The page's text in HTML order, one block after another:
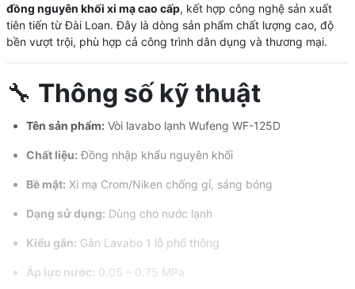
đồng nguyên khối xi mạ cao cấp, kết hợp công nghệ sản xuất
tiên tiến từ Đài Loan. Đây là dòng sản phẩm chất lượng cao, độ
bền vượt trội, phù hợp cả công trình dân dụng và thương mại.
🔧 Thông số kỹ thuật
Tên sản phẩm:Vòi lavabo lạnh Wufeng WF-125D
Chất liệu: Đồng nhập khẩu nguyên khối
Bề mặt: Xi mạ Crom/Niken chống gỉ, sáng bóng
Dạng sử dụng: Dùng cho nước lạnh
Kiểu gắn: Gắn Lavabo 1 lỗ phổ thông
Áp lực nước: 0.05 – 0.75 MPa